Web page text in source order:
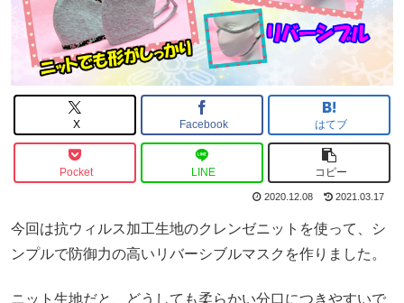
X Facebook はてブ
Pocket LINE コピー
2020.12.08 2021.03.17
今回は抗ウィルス加工生地のクレンゼニットを使って、シ
ンプルで防御力の高いリバーシブルマスクを作りました。
ニット生地だと、どうしても柔らかい分口につきやすいで